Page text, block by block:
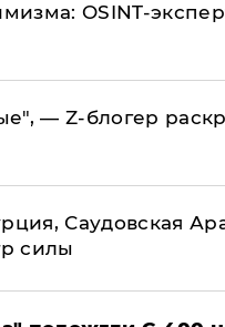
OSINT-
— Z-блогер
Саудовская
силы